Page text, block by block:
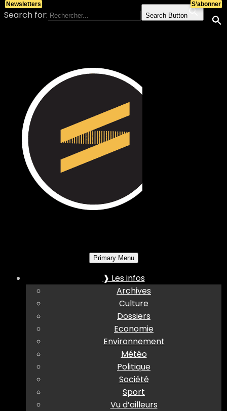
Search for: Search Button
Primary Menu
❱ Les infos
Archives
Culture
Dossiers
Economie
Environnement
Météo
Politique
Société
Sport
Vu d’ailleurs
S’abonner
Newsletters